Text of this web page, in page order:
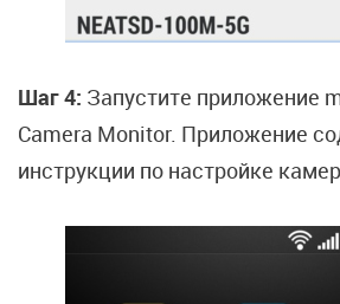
Шаг 4: Запустите приложение
Camera Monitor. Приложение
инструкции по настройке